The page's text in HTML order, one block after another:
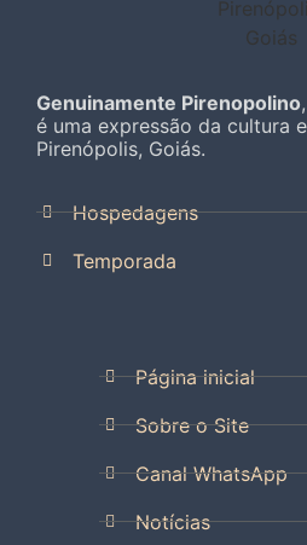
Genuinamente Pirenopolino
é uma expressão da cultura
Pirenópolis, Goiás.
Hospedagens
Temporada
Página inicial
Sobre o Site
Canal WhatsApp
Notícias